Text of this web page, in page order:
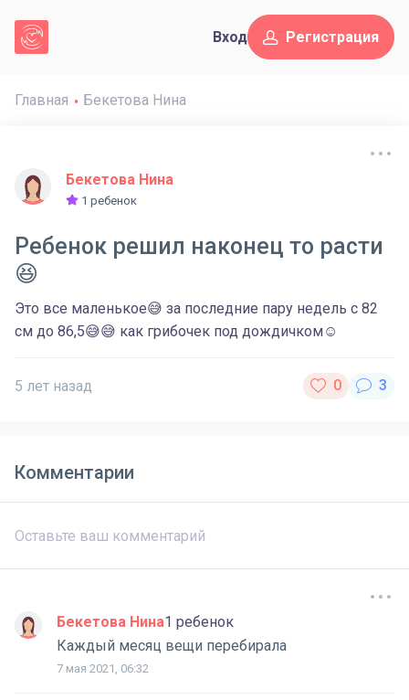
Вход Регистрация
Главная Бекетова Нина
Бекетова Нина
1 ребенок
Ребенок решил наконец то расти
😆
Это все маленькое😅 за последние пару недель с 82
см до 86,5😅😅 как грибочек под дождичком☺️
5 лет назад
Комментарии
Бекетова Нина1 ребенок
Каждый месяц вещи перебирала
7 мая 2021, 06:32